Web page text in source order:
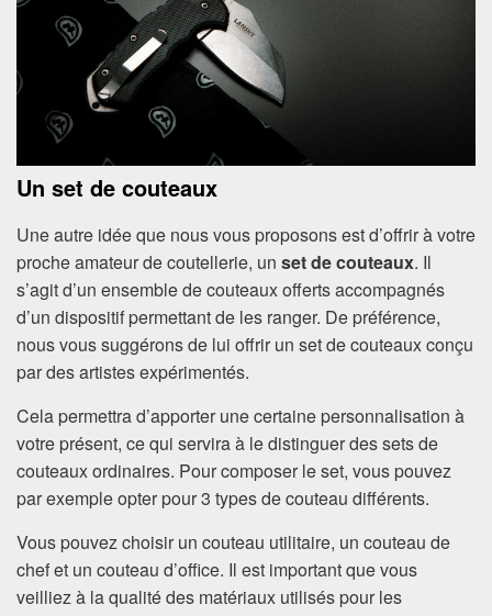
Un set de couteaux
Une autre idée que nous vous proposons est d’offrir à votre
proche amateur de coutellerie, un set de couteaux. Il
s’agit d’un ensemble de couteaux offerts accompagnés
d’un dispositif permettant de les ranger. De préférence,
nous vous suggérons de lui offrir un set de couteaux conçu
par des artistes expérimentés.
Cela permettra d’apporter une certaine personnalisation à
votre présent, ce qui servira à le distinguer des sets de
couteaux ordinaires. Pour composer le set, vous pouvez
par exemple opter pour 3 types de couteau différents.
Vous pouvez choisir un couteau utilitaire, un couteau de
chef et un couteau d’office. Il est important que vous
veilliez à la qualité des matériaux utilisés pour les